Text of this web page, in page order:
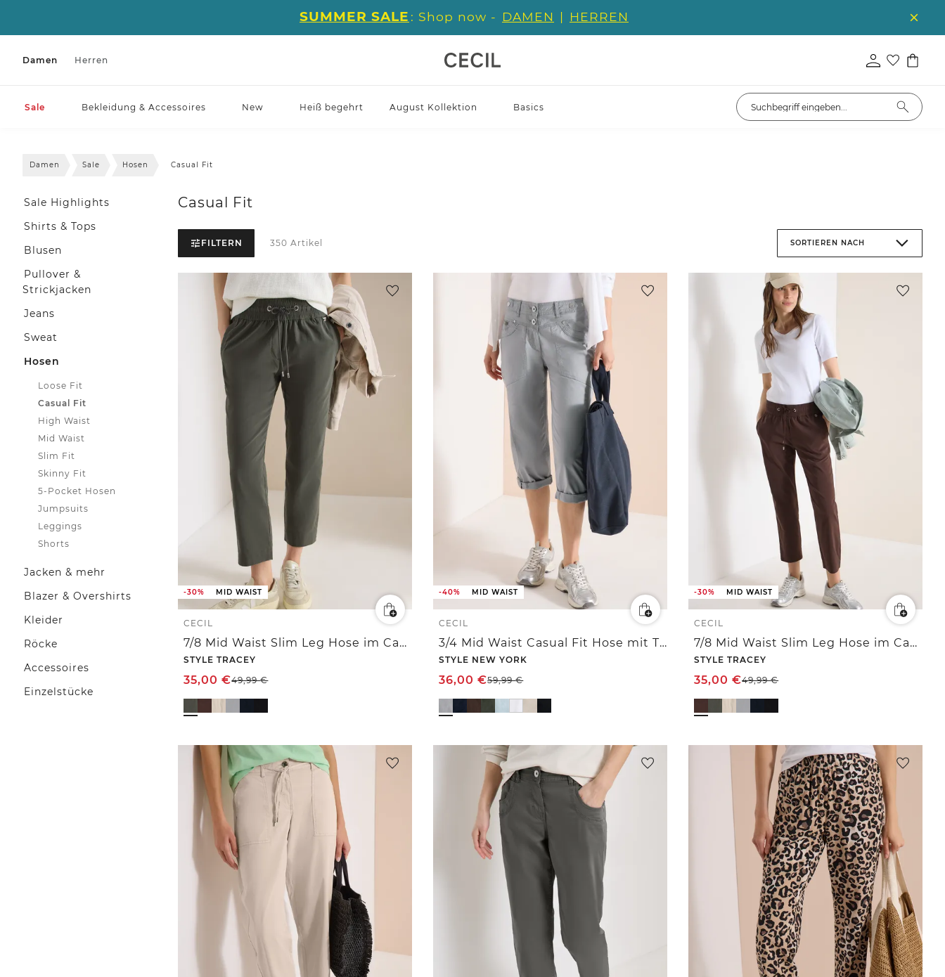
SUMMER SALE : Shop now - DAMEN | HERREN
Damen Herren
Sale Bekleidung & Accessoires New Heiß begehrt August Kollektion Basics
Damen Sale Hosen Casual Fit
Sale Highlights
Shirts & Tops
Blusen
Pullover &
Strickjacken
Jeans
Sweat
Hosen
Loose Fit
Casual Fit
High Waist
Mid Waist
Slim Fit
Skinny Fit
5-Pocket Hosen
Jumpsuits
Leggings
Shorts
Jacken & mehr
Blazer & Overshirts
Kleider
Röcke
Accessoires
Einzelstücke
Casual Fit
FILTERN 350 Artikel SORTIEREN NACH
-30% MID WAIST
CECIL
7/8 Mid Waist Slim Leg Hose im Casual Fit
STYLE TRACEY
35,00€49,99€
-40% MID WAIST
CECIL
3/4 Mid Waist Casual Fit Hose mit Turn Up
STYLE NEW YORK
36,00€59,99€
-30% MID WAIST
CECIL
7/8 Mid Waist Slim Leg Hose im Casual Fit
STYLE TRACEY
35,00€49,99€